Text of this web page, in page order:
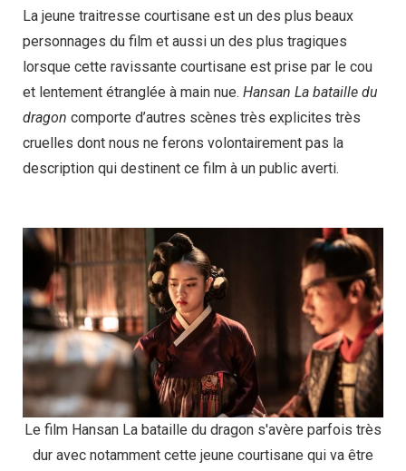
La jeune traitresse courtisane est un des plus beaux
personnages du film et aussi un des plus tragiques
lorsque cette ravissante courtisane est prise par le cou
et lentement étranglée à main nue. Hansan La bataille du
dragon comporte d’autres scènes très explicites très
cruelles dont nous ne ferons volontairement pas la
description qui destinent ce film à un public averti.
Le film Hansan La bataille du dragon s'avère parfois très
dur avec notamment cette jeune courtisane qui va être